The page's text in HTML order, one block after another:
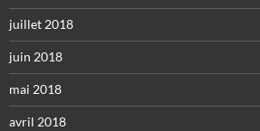
juillet 2018
juin 2018
mai 2018
avril 2018